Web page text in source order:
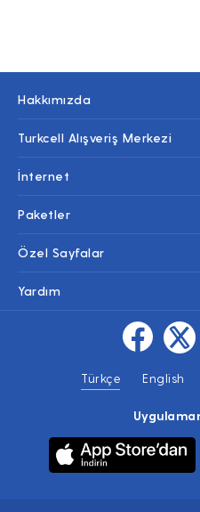
Hakkımızda
Turkcell Alışveriş Merkezi
İnternet
Paketler
Özel Sayfalar
Yardım
Türkçe English